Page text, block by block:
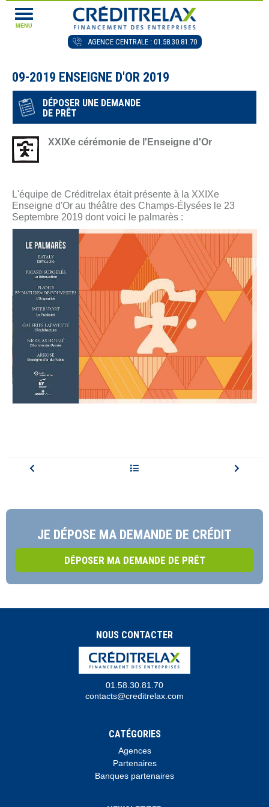
MENU
AGENCE CENTRALE : 01.58.30.81.70
09-2019 ENSEIGNE D'OR 2019
DÉPOSER UNE DEMANDE
DE PRÊT
XXIXe cérémonie de l'Enseigne d'Or
L'équipe de Créditrelax était présente à la XXIXe
Enseigne d'Or au théâtre des Champs-Élysées le 23
Septembre 2019 dont voici le palmarès :
JE DÉPOSE MA DEMANDE DE CRÉDIT
DÉPOSER MA DEMANDE DE PRÊT
NOUS CONTACTER
01.58.30.81.70
contacts@creditrelax.com
CATÉGORIES
Agences
Partenaires
Banques partenaires